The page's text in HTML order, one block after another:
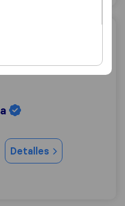
Detalles